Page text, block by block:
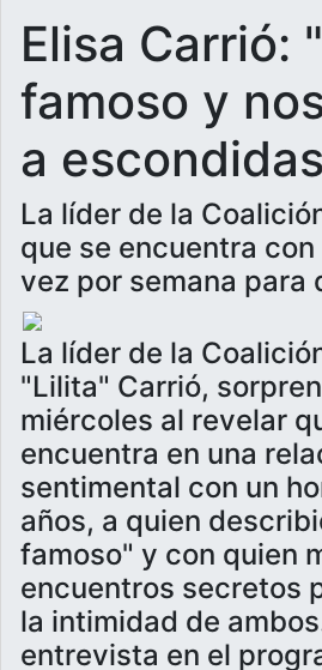
Elisa Carrió:
famoso y
a
La líder de la
que se encuentra
vez por semana para
La líder de la
"Lilita" Carrió,
miércoles al revelar
encuentra en una
sentimental con un
años, a quien
famoso" y con quien
encuentros secretos
la intimidad de
entrevista en el